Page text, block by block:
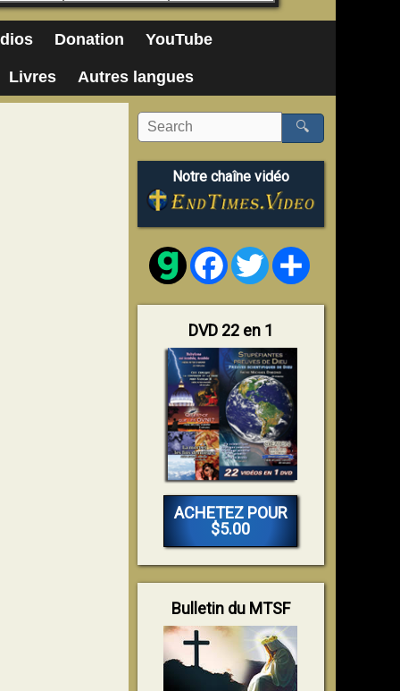
Donation YouTube
Livres Autres langues
🔍
Notre chaîne vidéo
FacebookTwitter
DVD 22 en 1
ACHETEZ POUR
$5.00
Bulletin du MTSF